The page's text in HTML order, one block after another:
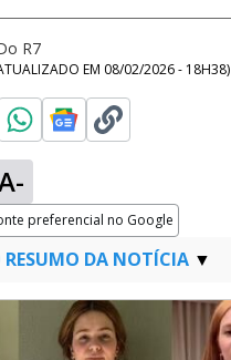
R7
EM 08/02/2026 - 18H38)
preferencial no Google
RESUMO DA NOTÍCIA